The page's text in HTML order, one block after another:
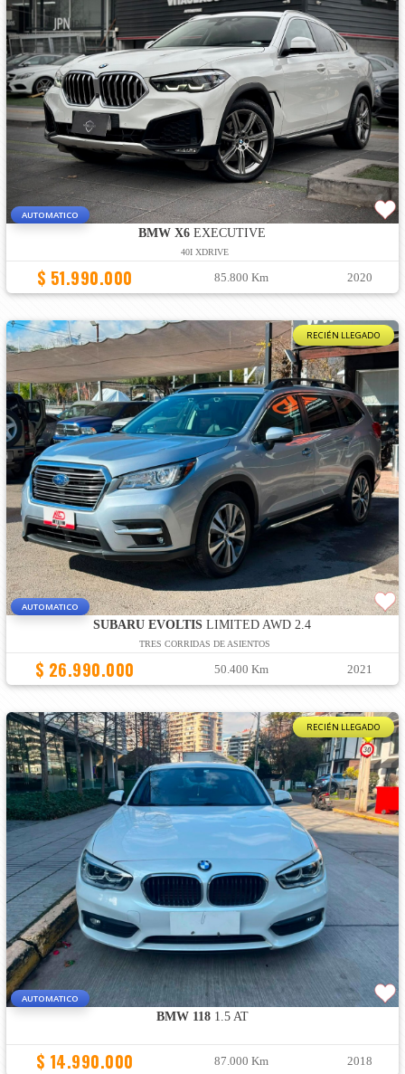
AUTOMATICO
BMW X6 EXECUTIVE
40I XDRIVE
$ 51.990.000 85.800 Km 2020
RECIÉN LLEGADO
AUTOMATICO
SUBARU EVOLTIS LIMITED AWD 2.4
TRES CORRIDAS DE ASIENTOS
$ 26.990.000 50.400 Km 2021
RECIÉN LLEGADO
AUTOMATICO
BMW 1181.5 AT
$ 14.990.000 87.000 Km 2018